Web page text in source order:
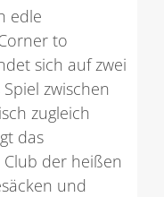
edle
to
sich auf zwei
zwischen
zugleich
das
der heißen
und